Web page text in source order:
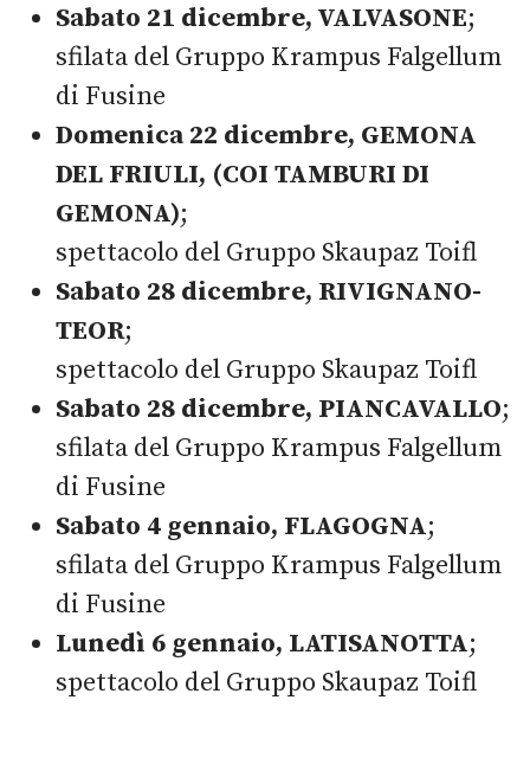
Sabato 21 dicembre, VALVASONE;
sfilata del Gruppo Krampus Falgellum
di Fusine
Domenica 22 dicembre, GEMONA
DEL FRIULI, (COI TAMBURI DI
GEMONA);
spettacolo del Gruppo Skaupaz Toifl
Sabato 28 dicembre, RIVIGNANO-
TEOR;
spettacolo del Gruppo Skaupaz Toifl
Sabato 28 dicembre, PIANCAVALLO;
sfilata del Gruppo Krampus Falgellum
di Fusine
Sabato 4 gennaio, FLAGOGNA;
sfilata del Gruppo Krampus Falgellum
di Fusine
Lunedì 6 gennaio, LATISANOTTA;
spettacolo del Gruppo Skaupaz Toifl